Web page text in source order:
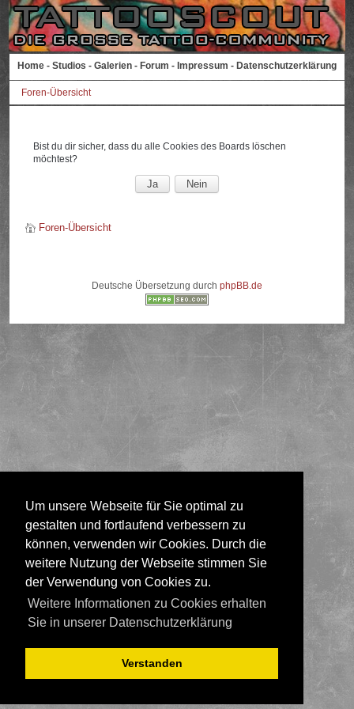
Um unsere Webseite für Sie optimal zu
gestalten und fortlaufend verbessern zu
können, verwenden wir Cookies. Durch die
weitere Nutzung der Webseite stimmen Sie
der Verwendung von Cookies zu.
Weitere Informationen zu Cookies erhalten
Sie in unserer Datenschutzerklärung
Verstanden
Home - Studios - Galerien - Forum - Impressum - Datenschutzerklärung
Foren-Übersicht
Bist du dir sicher, dass du alle Cookies des Boards löschen
möchtest?
Foren-Übersicht
Deutsche Übersetzung durch phpBB.de